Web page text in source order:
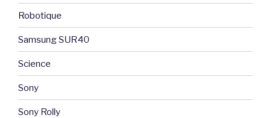
Robotique
Samsung SUR40
Science
Sony
Sony Rolly